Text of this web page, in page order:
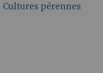
Cultures pérennes